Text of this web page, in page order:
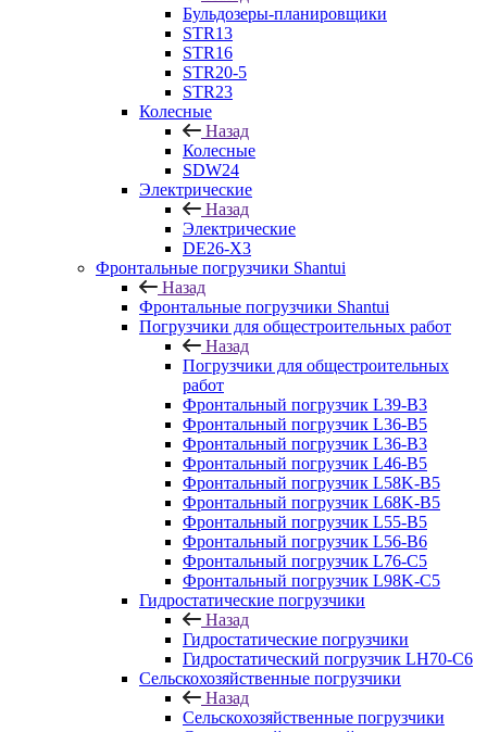
Бульдозеры-планировщики
STR13
STR16
STR20-5
STR23
Колесные
Назад
Колесные
SDW24
Электрические
Назад
Электрические
DE26-X3
Фронтальные погрузчики Shantui
Назад
Фронтальные погрузчики Shantui
Погрузчики для общестроительных работ
Назад
Погрузчики для общестроительных
работ
Фронтальный погрузчик L39-B3
Фронтальный погрузчик L36-B5
Фронтальный погрузчик L36-B3
Фронтальный погрузчик L46-B5
Фронтальный погрузчик L58K-B5
Фронтальный погрузчик L68K-B5
Фронтальный погрузчик L55-B5
Фронтальный погрузчик L56-B6
Фронтальный погрузчик L76-С5
Фронтальный погрузчик L98K-C5
Гидростатические погрузчики
Назад
Гидростатические погрузчики
Гидростатический погрузчик LH70-C6
Сельскохозяйственные погрузчики
Назад
Сельскохозяйственные погрузчики